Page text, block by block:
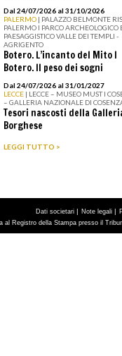
Dal 24/07/2026 al 31/10/2026
PALERMO | PALAZZO BELMONTE
PALERMO I PARCO ARCHEOLOGICO
PAESAGGISTICO VALLE DEI TEMPLI -
AGRIGENTO
Botero. L’incanto del Mito I
Botero. Il peso dei sogni
Dal 24/07/2026 al 31/01/2027
LECCE | LECCE – MUSEO MUST I
– GALLERIA NAZIONALE DI
Tesori nascosti della
Borghese
LEGGI TUTTO >
Dati societari | Note legali |
al Registro della Stampa presso il